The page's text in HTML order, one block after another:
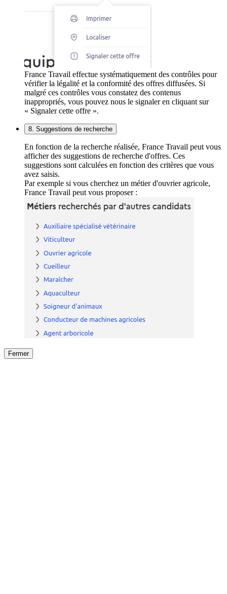
France Travail effectue systématiquement des contrôles pour
vérifier la légalité et la conformité des offres diffusées. Si
malgré ces contrôles vous constatez des contenus
inappropriés, vous pouvez nous le signaler en cliquant sur
« Signaler cette offre ».
8. Suggestions de recherche
En fonction de la recherche réalisée, France Travail peut vous
afficher des suggestions de recherche d'offres. Ces
suggestions sont calculées en fonction des critères que vous
avez saisis.
Par exemple si vous cherchez un métier d'ouvrier agricole,
France Travail peut vous proposer :
Fermer